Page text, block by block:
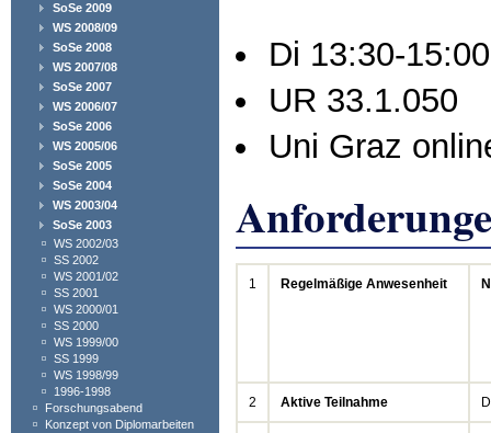
SoSe 2009
WS 2008/09
SoSe 2008
WS 2007/08
SoSe 2007
WS 2006/07
SoSe 2006
WS 2005/06
SoSe 2005
SoSe 2004
WS 2003/04
SoSe 2003
WS 2002/03
SS 2002
WS 2001/02
SS 2001
WS 2000/01
SS 2000
WS 1999/00
SS 1999
WS 1998/99
1996-1998
Forschungsabend
Konzept von Diplomarbeiten
Di 13:30-15:00
UR 33.1.050
Uni Graz
1 Regelmäßige Anwesenheit
2 Aktive Teilnahme